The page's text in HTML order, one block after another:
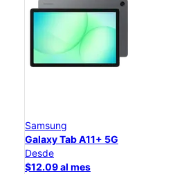
Samsung
Galaxy Tab A11+ 5G
Desde
$12.09 al mes